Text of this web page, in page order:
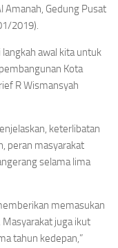
Amanah, Gedung Pusat
2019).
awal kita untuk
Kota
R Wismansyah
keterlibatan
peran masyarakat
selama lima
memasukan
Masyarakat juga ikut
tahun kedepan,”